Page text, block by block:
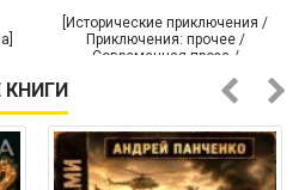
[Исторические приключения /
Приключения: прочее /
Современная проза /